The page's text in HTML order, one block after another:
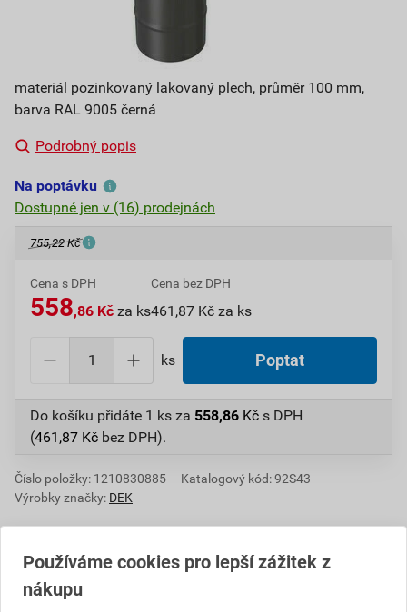
materiál pozinkovaný lakovaný plech, průměr 100 mm,
barva RAL 9005 černá
Podrobný popis
Na poptávku
Dostupné jen v (16) prodejnách
755,22 Kč
Cena s DPH
558,86 Kč za ks
Cena bez DPH
461,87 Kč za ks
ks Poptat
Do košíku přidáte 1 ks za 558,86 Kč s DPH
(461,87 Kč bez DPH).
Číslo položky: 1210830885
Katalogový kód: 92S43
Výrobky značky: DEK
Popis
Používáme cookies pro lepší zážitek z
nákupu